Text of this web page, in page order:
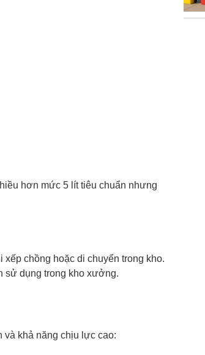
hơn mức 5 lít tiêu chuẩn nhưng
chồng hoặc di chuyển trong kho.
sử dụng trong kho xưởng.
khả năng chịu lực cao: